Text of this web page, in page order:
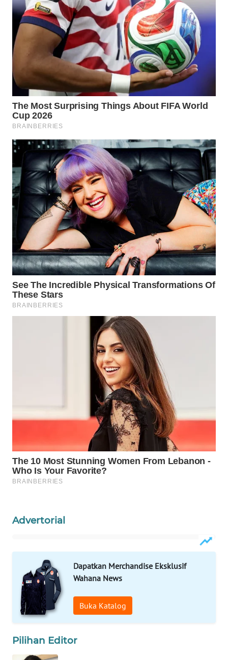
Advertorial
Dapatkan Merchandise Eksklusif
Wahana News
Buka Katalog
Pilihan Editor
WN
LABUANBAJO
BORNEO
Wahana
Media
Group
WAHANA
NEWS
WAHANA
TANI
WAHANA
ADVOKAT
WAHANA
INFRASTRUKTUR
WAHANA
KONSUMEN
ID
WAHANANEWS
WAHANANEWS
NET
WAHANA
SPORT
WAHANA
UMKM
SELEB